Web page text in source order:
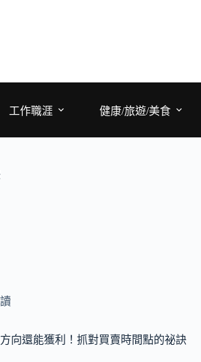
工作職涯 健康/旅遊/美食
向還能獲利！抓對買賣時間點的祕訣